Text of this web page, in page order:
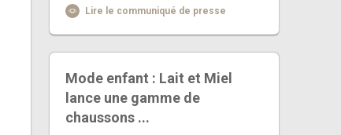
Lire le communiqué de presse
Mode enfant : Lait et Miel
lance une gamme de
chaussons ...